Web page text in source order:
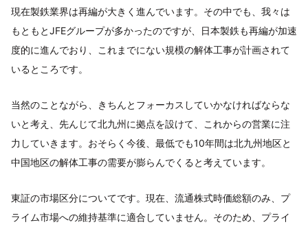
現在製鉄業界は再編が大きく進んでいます。その中でも、我々は
もともとJFEグループが多かったのですが、日本製鉄も再編が加速
度的に進んでおり、これまでにない規模の解体工事が計画されて
いるところです。
当然のことながら、きちんとフォーカスしていかなければならな
いと考え、先んじて北九州に拠点を設けて、これからの営業に注
力していきます。おそらく今後、最低でも10年間は北九州地区と
中国地区の解体工事の需要が膨らんでくると考えています。
東証の市場区分についてです。現在、流通株式時価総額のみ、プ
ライム市場への維持基準に適合していません。そのため、プライ